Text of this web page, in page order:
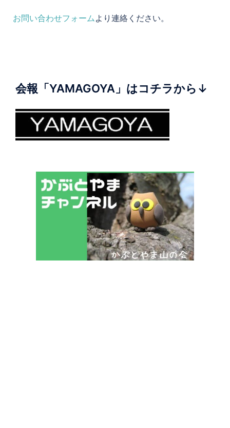
お問い合わせフォームより連絡ください。
会報「YAMAGOYA」はコチラから↓